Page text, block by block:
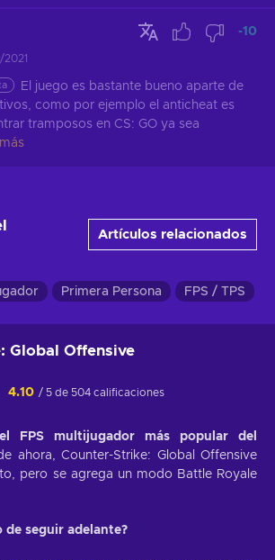
2021
-10
El juego es bastante bueno aparte de
como por ejemplo el anticheat es
tramposos en CS: GO ya sea
Artículos relacionados
Primera Persona FPS / TPS
Global Offensive
4.10 / 5 de 504 calificaciones
el FPS multijugador más popular del
ahora, Counter-Strike: Global Offensive
pero se agrega un modo Battle Royale
de seguir adelante?